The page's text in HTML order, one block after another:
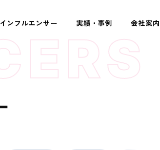
インフルエンサー 実績・事例 会社案内